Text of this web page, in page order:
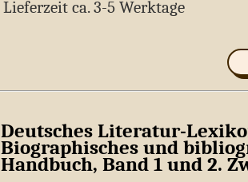
Lieferzeit ca. 3-5 Werktage
Deutsches Literatur-
Biographisches und
Handbuch, Band 1 und 2.